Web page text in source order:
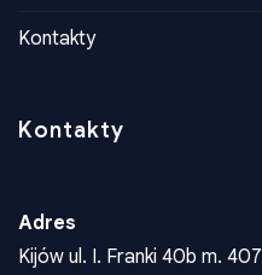
Kontakty
Kontakty
Adres
Kijów ul. I. Franki 40b m. 407